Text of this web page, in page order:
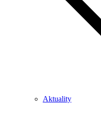
Aktuality